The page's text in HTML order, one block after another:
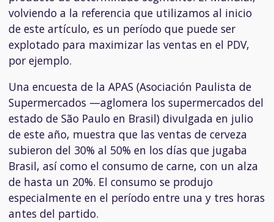
volviendo a la referencia que utilizamos al inicio
de este artículo, es un período que puede ser
explotado para maximizar las ventas en el PDV,
por ejemplo.
Una encuesta de la APAS (Asociación Paulista de
Supermercados —aglomera los supermercados del
estado de São Paulo en Brasil) divulgada en julio
de este año, muestra que las ventas de cerveza
subieron del 30% al 50% en los días que jugaba
Brasil, así como el consumo de carne, con un alza
de hasta un 20%. El consumo se produjo
especialmente en el período entre una y tres horas
antes del partido.